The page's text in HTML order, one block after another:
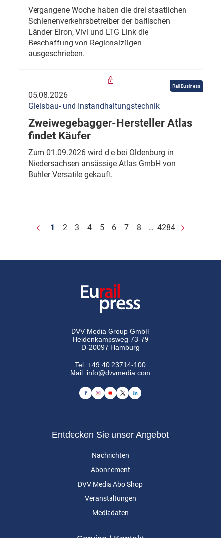
Vergangene Woche haben die drei staatlichen
Schienenverkehrsbetreiber der baltischen
Länder Elron, Vivi und LTG Link die
Beschaffung von Regionalzügen
ausgeschrieben.
Rail Business
05.08.2026
Gleisbau- und Instandhaltungstechnik
Zweiwegebagger-Hersteller Atlas
findet Käufer
Zum 01.09.2026 wird die bei Oldenburg in
Niedersachsen ansässige Atlas GmbH von
Buhler Versatile gekauft.
1 2 3 4 5 6 7 8 … 4284
DVV Media Group GmbH
Heidenkampsweg 73-79
D-20097 Hamburg
Tel:+49 40 23714-100
Mail: info@dvvmedia.com
Entdecken Sie unser Angebot
Nachrichten
Abonnement
DVV Media Abo Shop
Veranstaltungen
Mediadaten